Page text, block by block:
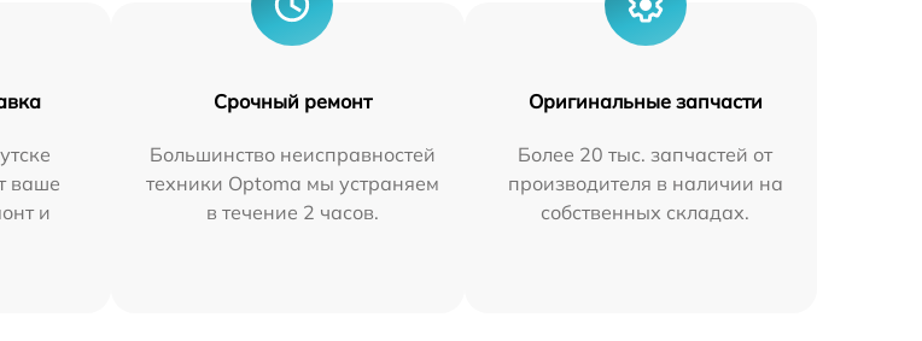
ваше
и
Срочный ремонт
Большинство неисправностей
техники Optoma мы устраняем
в течение 2 часов.
Оригинальные запчасти
Более 20 тыс. запчастей от
производителя в наличии на
собственных складах.